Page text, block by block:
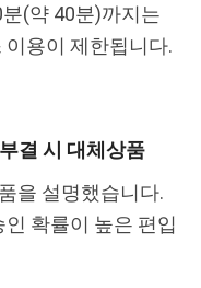
(약 40분)까지는
용이 제한됩니다.
결 시 대체상품
을 설명했습니다.
확률이 높은 편입